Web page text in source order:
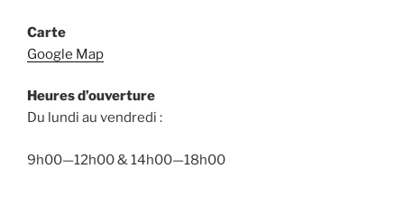
Carte
Google Map
Heures d’ouverture
Du lundi au vendredi :
9h00—12h00 & 14h00—18h00